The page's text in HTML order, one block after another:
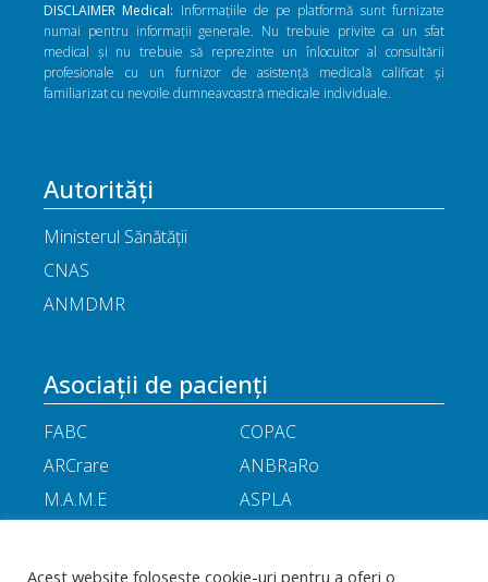
DISCLAIMER Medical: Informațiile de pe platformă sunt furnizate
numai pentru informații generale. Nu trebuie privite ca un sfat
medical și nu trebuie să reprezinte un înlocuitor al consultării
profesionale cu un furnizor de asistență medicală calificat și
familiarizat cu nevoile dumneavoastră medicale individuale.
Autorități
Ministerul Sănătății
CNAS
ANMDMR
Asociații de pacienți
FABC
COPAC
ARCrare
ANBRaRo
M.A.M.E
ASPLA
APOR
Little People
Acest website folosește cookie-uri pentru a oferi o